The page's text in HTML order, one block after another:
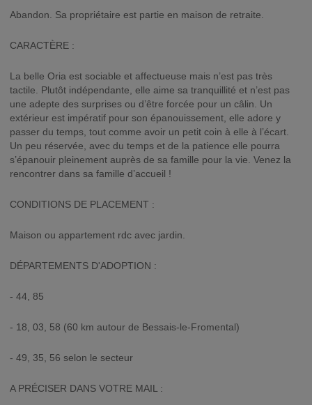
Abandon. Sa propriétaire est partie en maison de retraite.
CARACTÈRE :
La belle Oria est sociable et affectueuse mais n’est pas très
tactile. Plutôt indépendante, elle aime sa tranquillité et n’est pas
une adepte des surprises ou d’être forcée pour un câlin. Un
extérieur est impératif pour son épanouissement, elle adore y
passer du temps, tout comme avoir un petit coin à elle à l’écart.
Un peu réservée, avec du temps et de la patience elle pourra
s’épanouir pleinement auprès de sa famille pour la vie. Venez la
rencontrer dans sa famille d’accueil !
CONDITIONS DE PLACEMENT :
Maison ou appartement rdc avec jardin.
DÉPARTEMENTS D'ADOPTION :
- 44, 85
- 18, 03, 58 (60 km autour de Bessais-le-Fromental)
- 49, 35, 56 selon le secteur
A PRÉCISER DANS VOTRE MAIL :